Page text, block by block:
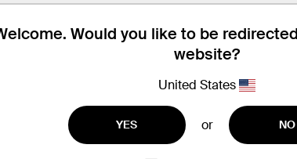
Would you like to be
website?
United States
YES or NO